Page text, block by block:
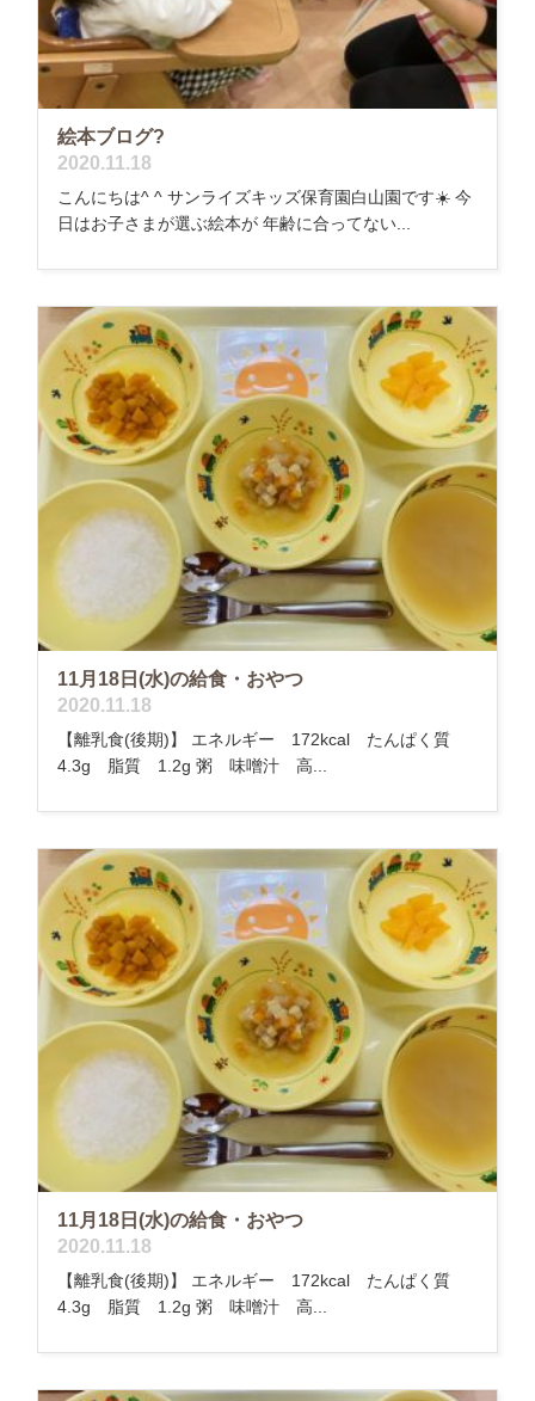
絵本ブログ?
2020.11.18
こんにちは^ ^ サンライズキッズ保育園白山園です☀️ 今
日はお子さまが選ぶ絵本が 年齢に合ってない...
11月18日(水)の給食・おやつ
2020.11.18
【離乳食(後期)】 エネルギー 172kcal たんぱく質
4.3g 脂質 1.2g 粥 味噌汁 高...
11月18日(水)の給食・おやつ
2020.11.18
【離乳食(後期)】 エネルギー 172kcal たんぱく質
4.3g 脂質 1.2g 粥 味噌汁 高...